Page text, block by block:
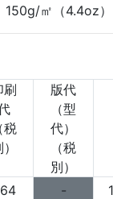
㎡（4.4oz）
刷
税
版代
（型
代）
（税
別）
-